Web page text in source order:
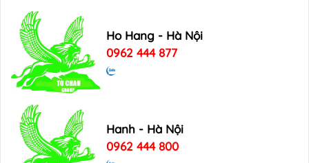
Ho Hang - Hà Nội
0962 444 877
Hanh - Hà Nội
0962 444 800